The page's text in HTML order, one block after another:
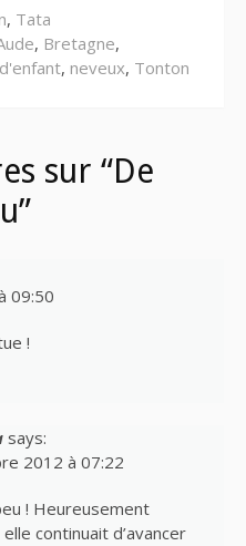
, Tata
, Bretagne,
, neveux, Tonton
sur “De
09:50
!
says:
2012 à 07:22
! Heureusement
continuait d’avancer